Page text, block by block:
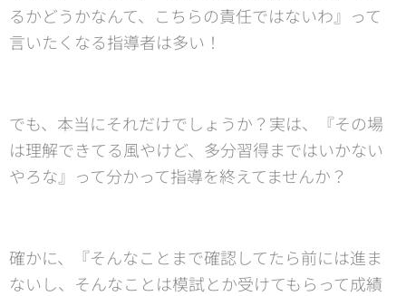
るかどうかなんて、こちらの責任ではないわ』って
言いたくなる指導者は多い！
でも、本当にそれだけでしょうか？実は、『その場
は理解できてる風やけど、多分習得まではいかない
やろな』って分かって指導を終えてませんか？
確かに、『そんなことまで確認してたら前には進ま
ないし、そんなことは模試とか受けてもらって成績